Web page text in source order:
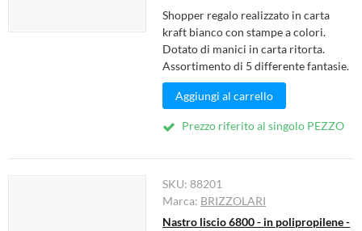
Shopper regalo realizzato in carta
kraft bianco con stampe a colori.
Dotato di manici in carta ritorta.
Assortimento di 5 differente fantasie.
Aggiungi al carrello
Prezzo riferito al singolo PEZZO
SKU:88201
Marca: BRIZZOLARI
Nastro liscio 6800 - in polipropilene -